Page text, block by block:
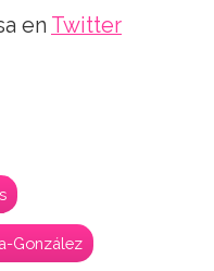
en Twitter
González